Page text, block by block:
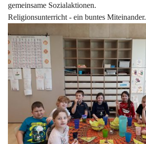
gemeinsame Sozialaktionen.
Religionsunterricht - ein buntes Miteinander.